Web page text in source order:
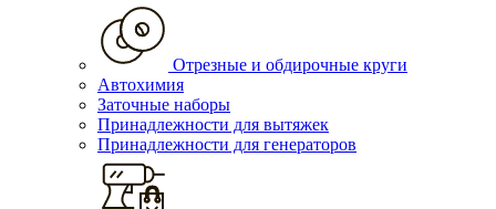
Отрезные и обдирочные круги
Автохимия
Заточные наборы
Принадлежности для вытяжек
Принадлежности для генераторов